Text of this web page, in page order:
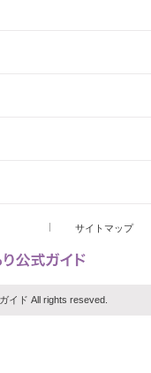
サイトマップ
イド All rights reseved.